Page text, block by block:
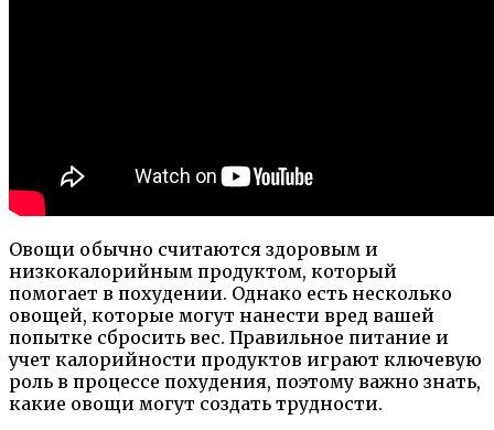
Овощи обычно считаются здоровым и
низкокалорийным продуктом, который
помогает в похудении. Однако есть несколько
овощей, которые могут нанести вред вашей
попытке сбросить вес. Правильное питание и
учет калорийности продуктов играют ключевую
роль в процессе похудения, поэтому важно знать,
какие овощи могут создать трудности.